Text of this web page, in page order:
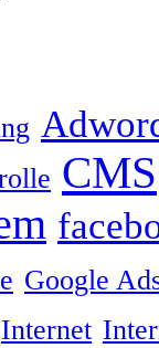
CMS
Google
Internet